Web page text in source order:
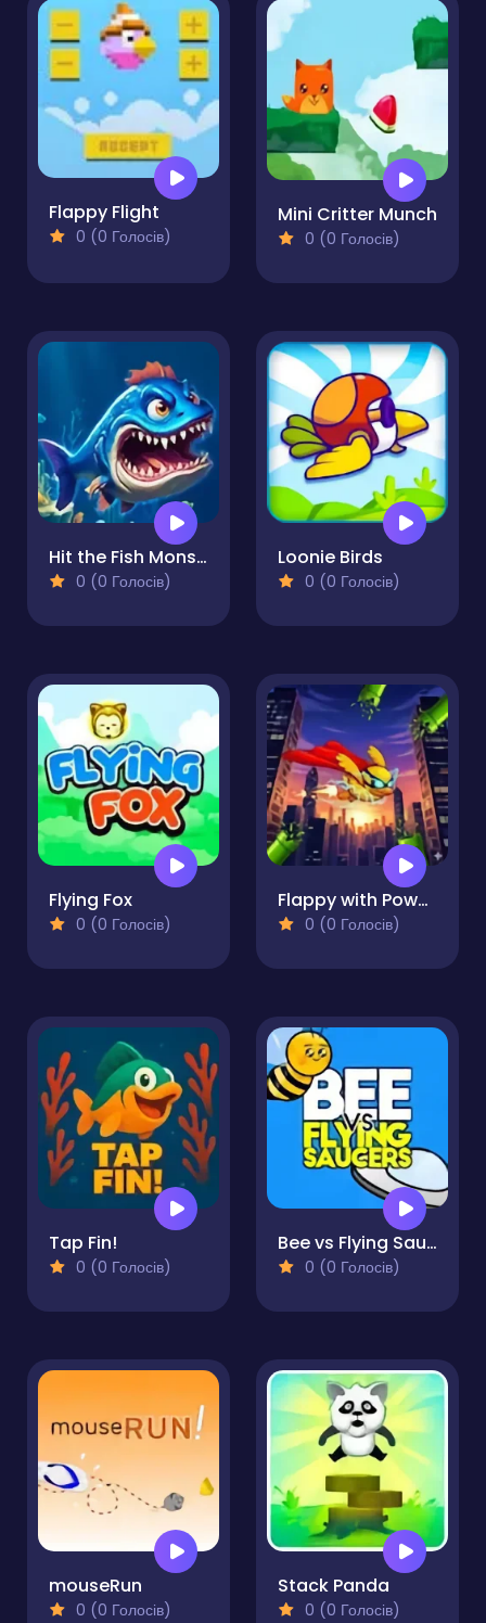
Flappy Flight
0 (0 Голосів)
Mini Critter Munch
0 (0 Голосів)
Hit the Fish Monster
0 (0 Голосів)
Loonie Birds
0 (0 Голосів)
Flying Fox
0 (0 Голосів)
Flappy with Powers
0 (0 Голосів)
Tap Fin!
0 (0 Голосів)
Bee vs Flying Saucers
0 (0 Голосів)
mouseRun
0 (0 Голосів)
Stack Panda
0 (0 Голосів)